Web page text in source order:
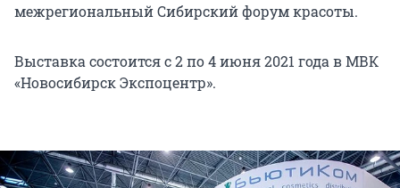
межрегиональный Сибирский форум красоты.
Выставка состоится с 2 по 4 июня 2021 года в МВК
«Новосибирск Экспоцентр».